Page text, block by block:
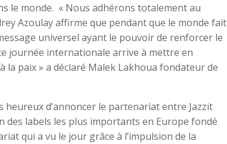
le monde. « Nous adhérons totalement au
Azoulay affirme que pendant que le monde fait
universel ayant le pouvoir de renforcer le
journée internationale arrive à mettre en
paix » a déclaré Malek Lakhoua fondateur de
heureux d’annoncer le partenariat entre Jazzit
des labels les plus importants en Europe fondé
qui a vu le jour grâce à l’impulsion de la